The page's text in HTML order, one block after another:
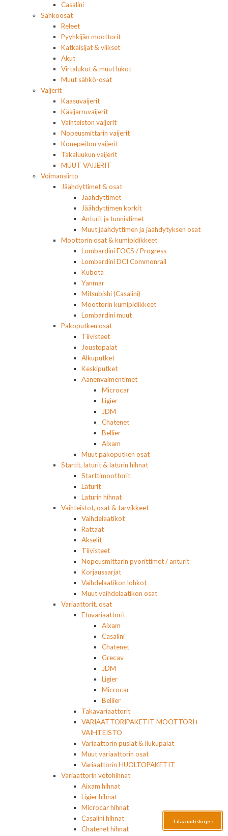
Casalini
Sähköosat
Releet
Pyyhkijän moottorit
Katkaisijat & viikset
Akut
Virtalukot & muut lukot
Muut sähkö-osat
Vaijerit
Kaasuvaijerit
Käsijarruvaijerit
Vaihteiston vaijerit
Nopeusmittarin vaijerit
Konepeiton vaijerit
Takaluukun vaijerit
MUUT VAIJERIT
Voimansiirto
Jäähdyttimet & osat
Jäähdyttimet
Jäähdyttimen korkit
Anturit ja tunnistimet
Muut jäähdyttimen ja jäähdytyksen osat
Moottorin osat & kumipidikkeet
Lombardini FOCS / Progress
Lombardini DCI Commonrail
Kubota
Yanmar
Mitsubishi (Casalini)
Moottorin kumipidikkeet
Lombardini muut
Pakoputken osat
Tiivisteet
Joustopalat
Alkuputket
Keskiputket
Äänenvaimentimet
Microcar
Ligier
JDM
Chatenet
Bellier
Aixam
Muut pakoputken osat
Startit, laturit & laturin hihnat
Starttimoottorit
Laturit
Laturin hihnat
Vaihteistot, osat & tarvikkeet
Vaihdelaatikot
Rattaat
Akselit
Tiivisteet
Nopeusmittarin pyörittimet / anturit
Korjaussarjat
Vaihdelaatikon lohkot
Muut vaihdelaatikon osat
Variaattorit, osat
Etuvariaattorit
Aixam
Casalini
Chatenet
Grecav
JDM
Ligier
Microcar
Bellier
Takavariaattorit
VARIAATTORIPAKETIT MOOTTORI+
VAIHTEISTO
Variaattorin puslat & liukupalat
Muut variaattorin osat
Variaattorin HUOLTOPAKETIT
Variaattorin vetohihnat
Aixam hihnat
Ligier hihnat
Microcar hihnat
Casalini hihnat
Chatenet hihnat
Tilaa uutiskirje ›